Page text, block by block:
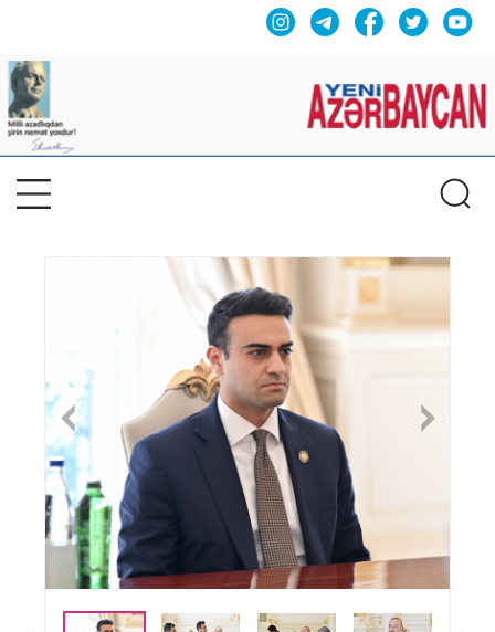
Previous